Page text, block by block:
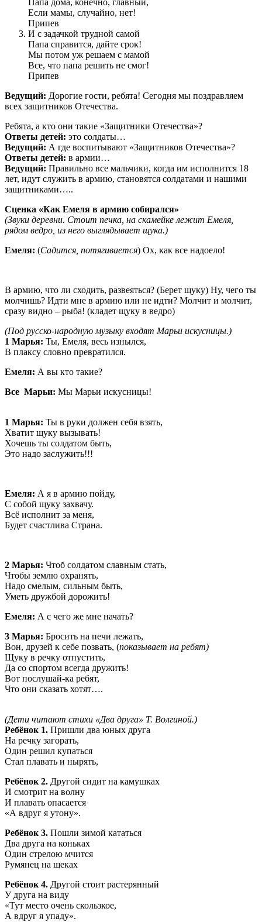
Папа дома, конечно, главный,
Если мамы, случайно, нет!
Припев
И с задачкой трудной самой
Папа справится, дайте срок!
Мы потом уж решаем с мамой
Все, что папа решить не смог!
Припев
Ведущий: Дорогие гости, ребята! Сегодня мы поздравляем
всех защитников Отечества.
Ребята, а кто они такие «Защитники Отечества»?
Ответы детей: это солдаты…
Ведущий: А где воспитывают «Защитников Отечества»?
Ответы детей: в армии…
Ведущий: Правильно все мальчики, когда им исполнится 18
лет, идут служить в армию, становятся солдатами и нашими
защитниками…..
Сценка «Как Емеля в армию собирался»
(Звуки деревни. Стоит печка, на скамейке лежит Емеля,
рядом ведро, из него выглядывает щука.)
Емеля: (Садится, потягивается) Ох, как все надоело!
В армию, что ли сходить, развеяться? (Берет щуку) Ну, чего ты
молчишь? Идти мне в армию или не идти? Молчит и молчит,
сразу видно – рыба! (кладет щуку в ведро)
(Под русско-народную музыку входят Марьи искусницы.)
1 Марья: Ты, Емеля, весь изнылся,
В плаксу словно превратился.
Емеля: А вы кто такие?
Все Марьи: Мы Марьи искусницы!
1 Марья: Ты в руки должен себя взять,
Хватит щуку вызывать!
Хочешь ты солдатом быть,
Это надо заслужить!!!
Емеля: А я в армию пойду,
С собой щуку захвачу.
Всё исполнит за меня,
Будет счастлива Страна.
2 Марья: Чтоб солдатом славным стать,
Чтобы землю охранять,
Надо смелым, сильным быть,
Уметь дружбой дорожить!
Емеля: А с чего же мне начать?
3 Марья: Бросить на печи лежать,
Вон, друзей к себе позвать, (показывает на ребят)
Щуку в речку отпустить,
Да со спортом всегда дружить!
Вот послушай-ка ребят,
Что они сказать хотят….
(Дети читают стихи «Два друга» Т. Волгиной.)
Ребёнок 1. Пришли два юных друга
На речку загорать,
Один решил купаться
Стал плавать и нырять,
Ребёнок 2. Другой сидит на камушках
И смотрит на волну
И плавать опасается
«А вдруг я утону».
Ребёнок 3. Пошли зимой кататься
Два друга на коньках
Один стрелою мчится
Румянец на щеках
Ребёнок 4. Другой стоит растерянный
У друга на виду
«Тут место очень скользкое,
А вдруг я упаду».